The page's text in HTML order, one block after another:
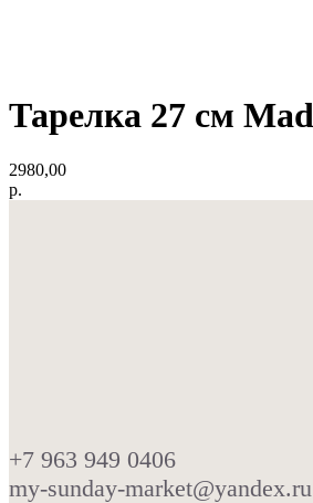
Тарелка 27 см
2980,00
р.
+7 963 949 0406
my-sunday-market@yandex.ru